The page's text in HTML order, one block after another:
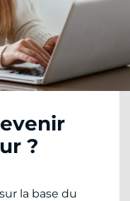
?
la base du